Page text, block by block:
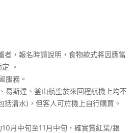
者，報名時請說明，食物款式將因應當
。
服務。
易斯達、釜山航空於來回程航機上均不
括清水)，但客人可於機上自行購買。
月中旬至11月中旬，確實賞紅葉/銀